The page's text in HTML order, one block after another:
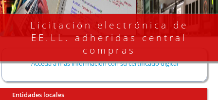
Licitación electrónica de
EE.LL. adheridas central
compras
Acceda a más información con su certificado digital
Entidades locales